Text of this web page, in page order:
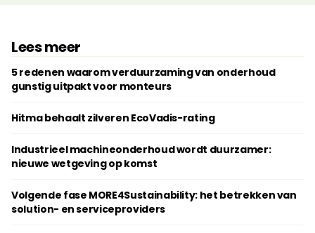
Lees meer
5 redenen waarom verduurzaming van onderhoud
gunstig uitpakt voor monteurs
Hitma behaalt zilveren EcoVadis-rating
Industrieel machineonderhoud wordt duurzamer:
nieuwe wetgeving op komst
Volgende fase MORE4Sustainability: het betrekken van
solution- en serviceproviders